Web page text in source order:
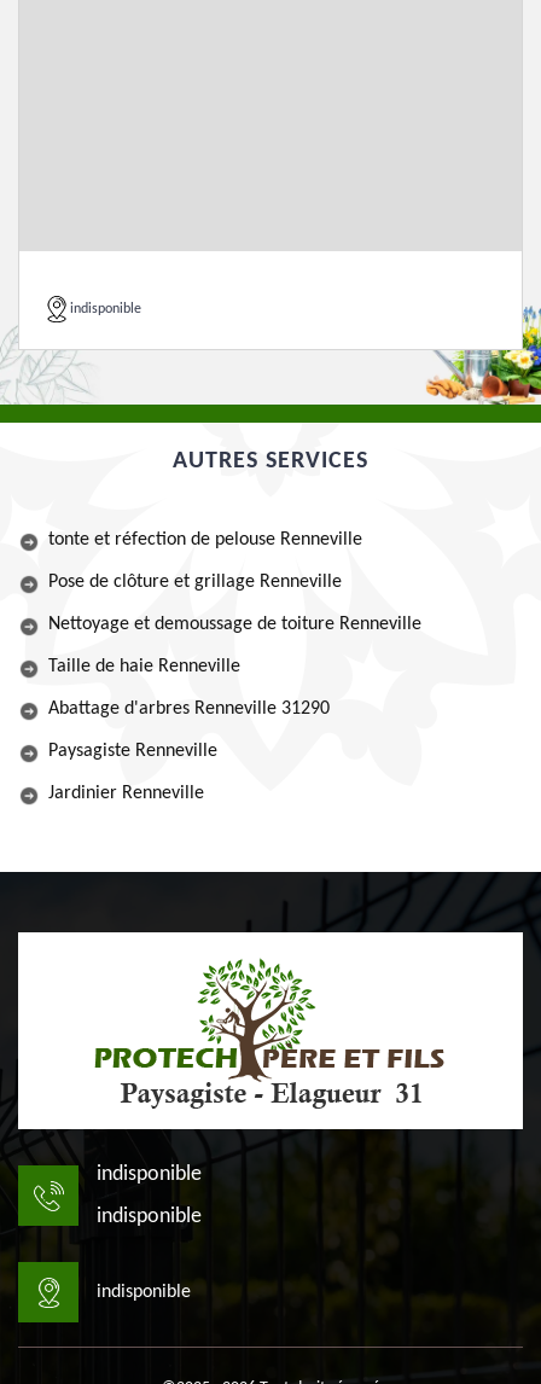
indisponible
AUTRES SERVICES
tonte et réfection de pelouse Renneville
Pose de clôture et grillage Renneville
Nettoyage et demoussage de toiture Renneville
Taille de haie Renneville
Abattage d'arbres Renneville 31290
Paysagiste Renneville
Jardinier Renneville
indisponible
indisponible
indisponible